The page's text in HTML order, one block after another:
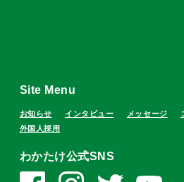
Site Menu
お知らせ インタビュー メッセージ
外国人採用
わかたけ公式SNS